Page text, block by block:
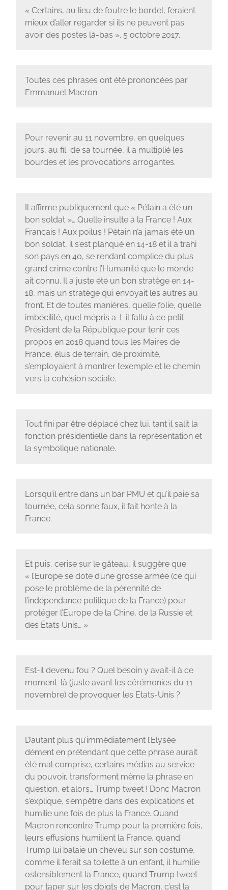
« Certains, au lieu de foutre le bordel, feraient
mieux d’aller regarder si ils ne peuvent pas
avoir des postes là-bas ». 5 octobre 2017.
Toutes ces phrases ont été prononcées par
Emmanuel Macron.
Pour revenir au 11 novembre, en quelques
jours, au fil de sa tournée, il a multiplié les
bourdes et les provocations arrogantes.
Il affirme publiquement que « Pétain a été un
bon soldat »… Quelle insulte à la France ! Aux
Français ! Aux poilus ! Pétain n’a jamais été un
bon soldat, il s’est planqué en 14-18 et il a trahi
son pays en 40, se rendant complice du plus
grand crime contre l’Humanité que le monde
ait connu. Il a juste été un bon stratège en 14-
18, mais un stratège qui envoyait les autres au
front. Et de toutes manières, quelle folie, quelle
imbécilité, quel mépris a-t-il fallu à ce petit
Président de la République pour tenir ces
propos en 2018 quand tous les Maires de
France, élus de terrain, de proximité,
s’employaient à montrer l’exemple et le chemin
vers la cohésion sociale.
Tout fini par être déplacé chez lui, tant il salit la
fonction présidentielle dans la représentation et
la symbolique nationale.
Lorsqu’il entre dans un bar PMU et qu’il paie sa
tournée, cela sonne faux, il fait honte à la
France.
Et puis, cerise sur le gâteau, il suggère que
« l’Europe se dote d’une grosse armée (ce qui
pose le problème de la pérennité de
l’indépendance politique de la France) pour
protéger l’Europe de la Chine, de la Russie et
des États Unis… »
Est-il devenu fou ? Quel besoin y avait-il à ce
moment-là (juste avant les cérémonies du 11
novembre) de provoquer les Etats-Unis ?
D’autant plus qu’immédiatement l’Elysée
dément en prétendant que cette phrase aurait
été mal comprise, certains médias au service
du pouvoir, transforment même la phrase en
question, et alors… Trump tweet ! Donc Macron
s’explique, s’empêtre dans des explications et
humilie une fois de plus la France. Quand
Macron rencontre Trump pour la première fois,
leurs effusions humilient la France, quand
Trump lui balaie un cheveu sur son costume,
comme il ferait sa toilette à un enfant, il humilie
ostensiblement la France, quand Trump tweet
pour taper sur les doigts de Macron, c’est la